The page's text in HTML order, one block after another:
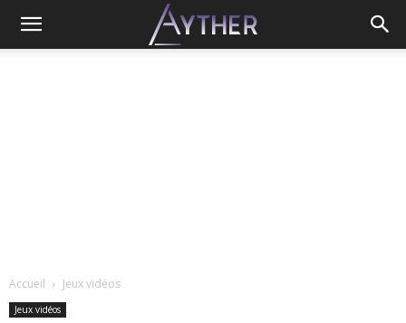
Accueil Jeux vidéos
Jeux vidéos